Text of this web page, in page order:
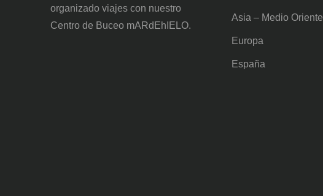
organizado viajes con nuestro
Centro de Buceo mARdEhIELO.
Asia – Medio Oriente
Europa
España